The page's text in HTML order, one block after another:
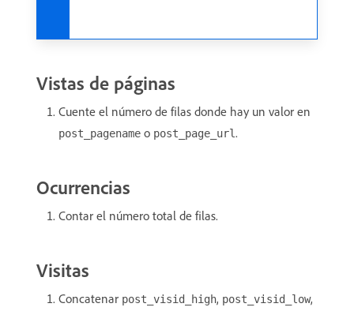
Vistas de páginas
Cuente el número de filas donde hay un valor en
post_pagename o post_page_url.
Ocurrencias
Contar el número total de filas.
Visitas
Concatenar post_visid_high, post_visid_low,